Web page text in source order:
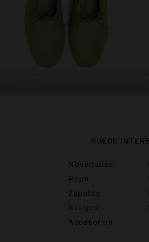
PUEDE
Novedades
Ropa
Zapatos
Relojes
Accesorios